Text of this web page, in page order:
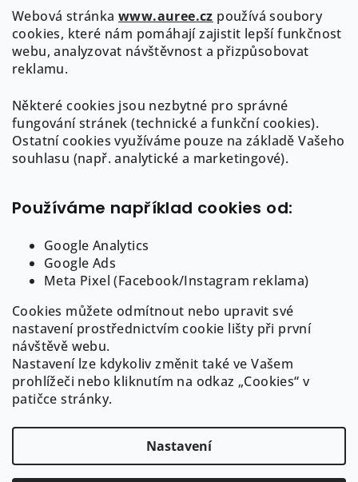
Webová stránka www.auree.cz používá soubory
cookies, které nám pomáhají zajistit lepší funkčnost
webu, analyzovat návštěvnost a přizpůsobovat
reklamu.
Některé cookies jsou nezbytné pro správné
fungování stránek (technické a funkční cookies).
Ostatní cookies využíváme pouze na základě Vašeho
souhlasu (např. analytické a marketingové).
Používáme například cookies od:
Google Analytics
Google Ads
Meta Pixel (Facebook/Instagram reklama)
Cookies můžete odmítnout nebo upravit své
nastavení prostřednictvím cookie lišty při první
návštěvě webu.
Nastavení lze kdykoliv změnit také ve Vašem
prohlížeči nebo kliknutím na odkaz „Cookies“ v
patičce stránky.
Nastavení
p
a
Kontakt
info@auree.cz
722 21 21 92
Informace pro Vás
O AUREE
Obchodní podmínky
Puncovní značení a ryzost šperků
GDPR
Cookies
Copyright 2026AUREE | Fine Jewelry. Všechna práva